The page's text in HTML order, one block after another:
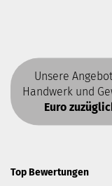
Unsere
Handwerk und
Euro
Top Bewertungen